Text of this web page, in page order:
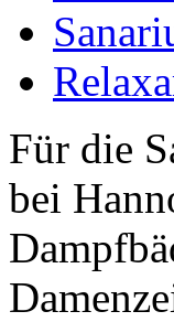
Für die
bei